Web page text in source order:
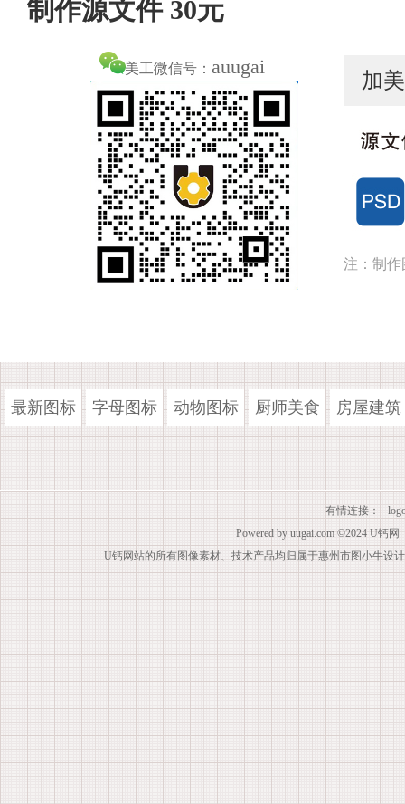
制作源文件 30元
美工微信号： auugai
加
注：制作
最新图标 字母图标 动物图标 厨师美食 房屋建筑
有情连接：
Powered by uugai.com ©2024 U钙网
U钙网站的所有图像素材、技术产品均归属于惠州市图小牛设